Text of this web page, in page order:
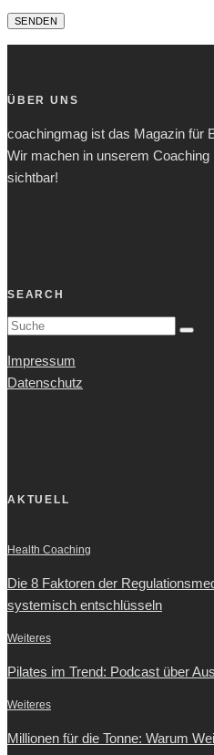
ÜBER UNS
coachingmag ist das Magazin für
Wir machen in unserem
sichtbar!
SEARCH
Impressum
Datenschutz
AKTUELL
Health Coaching
Die 8 Faktoren der
systemisch entschlüsseln
Weiteres
Pilates im Trend: Podcast über
Weiteres
Millionen für die Tonne: Warum